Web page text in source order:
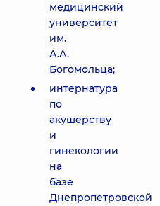
медицинский
университет
им.
А.А.
Богомольца;
интернатура
по
акушерству
и
гинекологии
на
базе
Днепропетровской